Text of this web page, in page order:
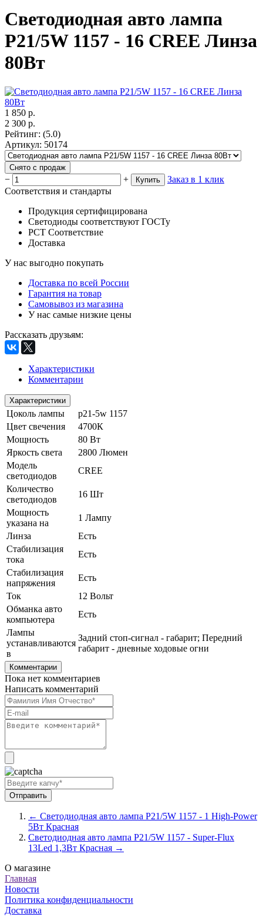
Светодиодная авто лампа
P21/5W 1157 - 16 CREE Линза
80Вт
1 850 р.
2 300 р.
Рейтинг: (5.0)
Артикул: 50174
Снято с продаж
− + Купить
Заказ в 1 клик
Соответствия и стандарты
Продукция сертифицирована
Светодиоды соответствуют ГОСТу
РСТ Соответствие
Доставка
У нас выгодно покупать
Доставка по всей России
Гарантия на товар
Самовывоз из магазина
У нас самые низкие цены
Рассказать друзьям:
Характеристики
Комментарии
Характеристики
Цоколь лампы
p21-5w 1157
Цвет свечения
4700К
Мощность
80 Вт
Яркость света
2800 Люмен
Модель
светодиодов
CREE
Количество
светодиодов
16 Шт
Мощность
указана на
1 Лампу
Линза
Есть
Стабилизация
тока
Есть
Стабилизация
напряжения
Есть
Ток
12 Вольт
Обманка авто
компьютера
Есть
Лампы
устанавливаются
в
Задний стоп-сигнал - габарит; Передний
габарит - дневные ходовые огни
Комментарии
Пока нет комментариев
Написать комментарий
← Светодиодная авто лампа P21/5W 1157 - 1 High-Power
5Вт Красная
Светодиодная авто лампа P21/5W 1157 - Super-Flux
13Led 1,3Вт Красная →
О магазине
Главная
Новости
Политика конфиденциальности
Доставка